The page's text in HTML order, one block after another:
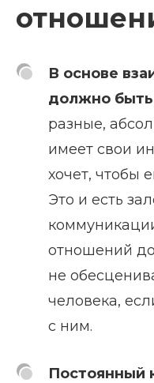
В основе
должно
разные,
имеет свои
хочет, чтобы
Это и есть
отношений
не
человека,
с ним.
Постоянный